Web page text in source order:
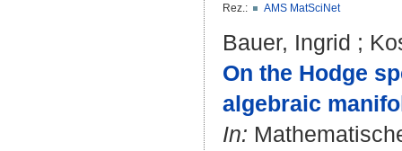
Rez.: AMS MatSciNet
Bauer, Ingrid ;
On the Hodge
algebraic
In: